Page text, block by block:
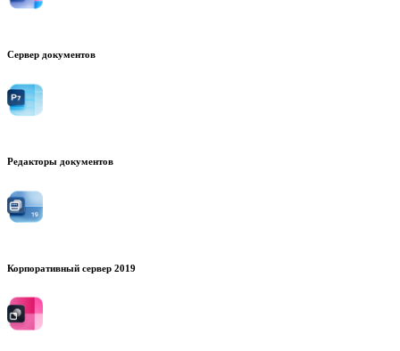
Сервер документов
Редакторы документов
Корпоративный сервер 2019